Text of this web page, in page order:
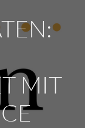
MIT